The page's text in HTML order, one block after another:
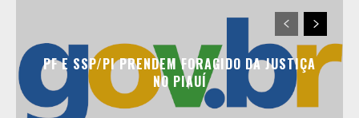
PF E SSP/PI PRENDEM FORAGIDO DA JUSTIÇA
NO PIAUÍ